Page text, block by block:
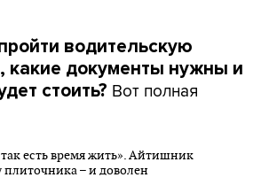
водительскую
какие документы нужны и
стоить? Вот полная